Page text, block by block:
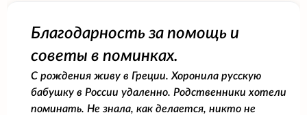
Благодарность за помощь и
советы в поминках.
С рождения живу в Греции. Хоронила русскую
бабушку в России удаленно. Родственники хотели
поминать. Не знала, как делается, никто не